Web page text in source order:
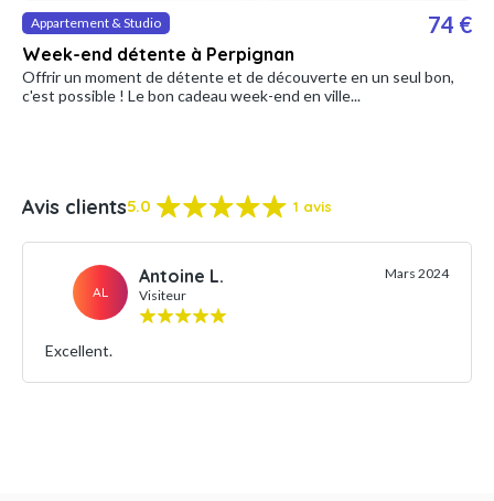
Appartement & Studio
Week-end détente à Perpignan
74 €
Offrir un moment de détente et de découverte en un seul bon,
c'est possible ! Le bon cadeau week-end en ville...
Avis clients5.0 1 avis
AL
Antoine L.
Visiteur
Mars 2024
Excellent.